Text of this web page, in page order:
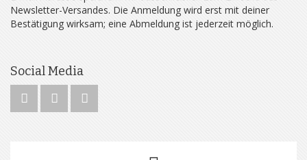
Newsletter-Versandes. Die Anmeldung wird erst mit deiner
Bestätigung wirksam; eine Abmeldung ist jederzeit möglich.
Social Media